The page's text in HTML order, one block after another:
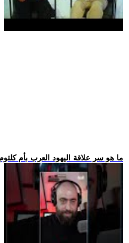
.. ما هو سر علاقة اليهود العرب بأم